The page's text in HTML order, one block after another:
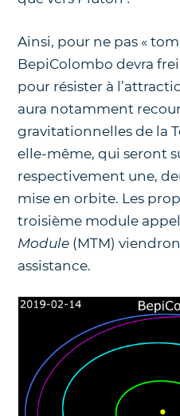
Ainsi, pour ne pas «
BepiColombo devra
pour résister à
aura notamment
gravitationnelles de la
elle-même, qui seront
respectivement une,
mise en orbite. Les
troisième module
Module (MTM)
assistance.